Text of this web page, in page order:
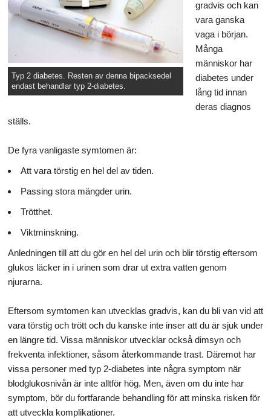
Typ 2 diabetes. Resten av denna bipacksedel
endast behandlar typ 2-diabetes.
gradvis och kan
vara ganska
vaga i början.
Många
människor har
diabetes under
lång tid innan
deras diagnos
ställs.
De fyra vanligaste symtomen är:
Att vara törstig en hel del av tiden.
Passing stora mängder urin.
Trötthet.
Viktminskning.
Anledningen till att du gör en hel del urin och blir törstig eftersom
glukos läcker in i urinen som drar ut extra vatten genom
njurarna.
Eftersom symtomen kan utvecklas gradvis, kan du bli van vid att
vara törstig och trött och du kanske inte inser att du är sjuk under
en längre tid. Vissa människor utvecklar också dimsyn och
frekventa infektioner, såsom återkommande trast. Däremot har
vissa personer med typ 2-diabetes inte några symptom när
blodglukosnivån är inte alltför hög. Men, även om du inte har
symptom, bör du fortfarande behandling för att minska risken för
att utveckla komplikationer.